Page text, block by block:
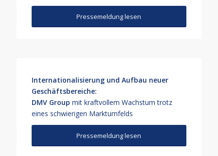
Pressemeldung lesen
Internationalisierung und Aufbau neuer
Geschäftsbereiche:
DMV Group mit kraftvollem Wachstum trotz
eines schwierigen Marktumfelds
Pressemeldung lesen